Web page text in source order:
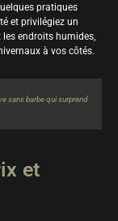
pratiques
et privilégiez un
endroits humides,
à vos côtés.
sans barbe qui surprend
et